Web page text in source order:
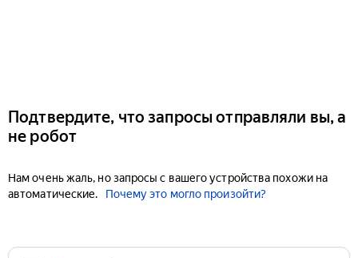
Подтвердите, что запросы отправляли вы, а
не робот
Нам очень жаль, но запросы с вашего устройства похожи на
автоматические.
Почему это могло произойти?